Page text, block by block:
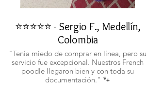
⭐⭐⭐⭐⭐ - Sergio F., Medellín,
Colombia
"Tenía miedo de comprar en línea, pero su
servicio fue excepcional. Nuestros French
poodle llegaron bien y con toda su
documentación." 🐾